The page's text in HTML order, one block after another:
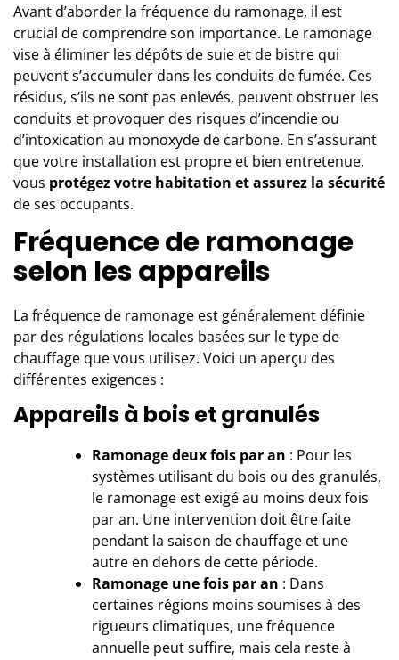
Avant d’aborder la fréquence du ramonage, il est
crucial de comprendre son importance. Le ramonage
vise à éliminer les dépôts de suie et de bistre qui
peuvent s’accumuler dans les conduits de fumée. Ces
résidus, s’ils ne sont pas enlevés, peuvent obstruer les
conduits et provoquer des risques d’incendie ou
d’intoxication au monoxyde de carbone. En s’assurant
que votre installation est propre et bien entretenue,
vous protégez votre habitation et assurez la sécurité
de ses occupants.
Fréquence de ramonage
selon les appareils
La fréquence de ramonage est généralement définie
par des régulations locales basées sur le type de
chauffage que vous utilisez. Voici un aperçu des
différentes exigences :
Appareils à bois et granulés
Ramonage deux fois par an : Pour les
systèmes utilisant du bois ou des granulés,
le ramonage est exigé au moins deux fois
par an. Une intervention doit être faite
pendant la saison de chauffage et une
autre en dehors de cette période.
Ramonage une fois par an : Dans
certaines régions moins soumises à des
rigueurs climatiques, une fréquence
annuelle peut suffire, mais cela reste à